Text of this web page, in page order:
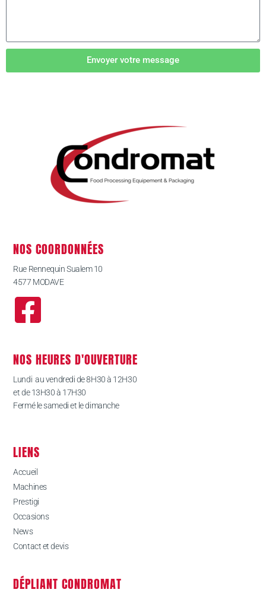
Envoyer votre message
NOS COORDONNÉES
Rue Rennequin Sualem 10
4577 MODAVE
NOS HEURES D'OUVERTURE
Lundi au vendredi de 8H30 à 12H30
et de 13H30 à 17H30
Fermé le samedi et le dimanche
LIENS
Accueil
Machines
Prestigi
Occasions
News
Contact et devis
DÉPLIANT CONDROMAT